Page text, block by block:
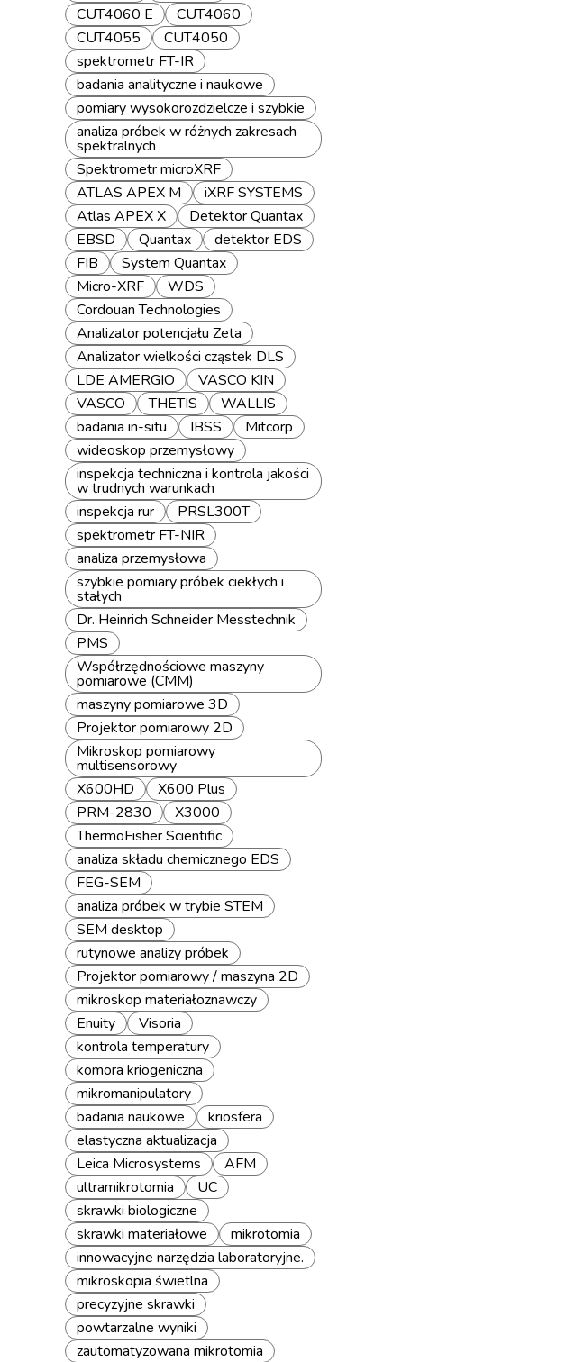
CUT4060 E
CUT4060
CUT4055
CUT4050
spektrometr FT-IR
badania analityczne i naukowe
pomiary wysokorozdzielcze i szybkie
analiza próbek w różnych zakresach
spektralnych
Spektrometr microXRF
ATLAS APEX M
iXRF SYSTEMS
Atlas APEX X
Detektor Quantax
EBSD
Quantax
detektor EDS
FIB
System Quantax
Micro-XRF
WDS
Cordouan Technologies
Analizator potencjału Zeta
Analizator wielkości cząstek DLS
LDE AMERGIO
VASCO KIN
VASCO
THETIS
WALLIS
badania in-situ
IBSS
Mitcorp
wideoskop przemysłowy
inspekcja techniczna i kontrola jakości
w trudnych warunkach
inspekcja rur
PRSL300T
spektrometr FT-NIR
analiza przemysłowa
szybkie pomiary próbek ciekłych i
stałych
Dr. Heinrich Schneider Messtechnik
PMS
Współrzędnościowe maszyny
pomiarowe (CMM)
maszyny pomiarowe 3D
Projektor pomiarowy 2D
Mikroskop pomiarowy
multisensorowy
X600HD
X600 Plus
PRM-2830
X3000
ThermoFisher Scientific
analiza składu chemicznego EDS
FEG-SEM
analiza próbek w trybie STEM
SEM desktop
rutynowe analizy próbek
Projektor pomiarowy / maszyna 2D
mikroskop materiałoznawczy
Enuity
Visoria
kontrola temperatury
komora kriogeniczna
mikromanipulatory
badania naukowe
kriosfera
elastyczna aktualizacja
Leica Microsystems
AFM
ultramikrotomia
UC
skrawki biologiczne
skrawki materiałowe
mikrotomia
innowacyjne narzędzia laboratoryjne.
mikroskopia świetlna
precyzyjne skrawki
powtarzalne wyniki
zautomatyzowana mikrotomia